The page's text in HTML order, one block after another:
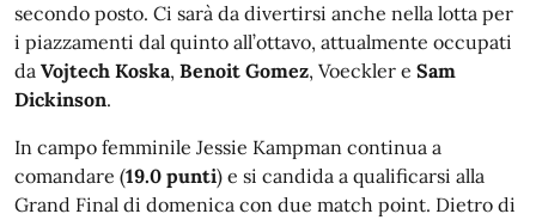
secondo posto. Ci sarà da divertirsi anche nella lotta per
i piazzamenti dal quinto all’ottavo, attualmente occupati
da Vojtech Koska, Benoit Gomez, Voeckler e Sam
Dickinson.
In campo femminile Jessie Kampman continua a
comandare (19.0 punti) e si candida a qualificarsi alla
Grand Final di domenica con due match point. Dietro di